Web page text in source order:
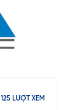
125 LƯỢT XEM